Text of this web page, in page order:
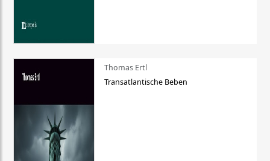
Thomas Ertl
Transatlantische Beben